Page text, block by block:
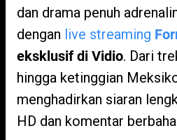
dan drama penuh
dengan live streaming
eksklusif di Vidio. Dari
hingga ketinggian
menghadirkan siaran
HD dan komentar